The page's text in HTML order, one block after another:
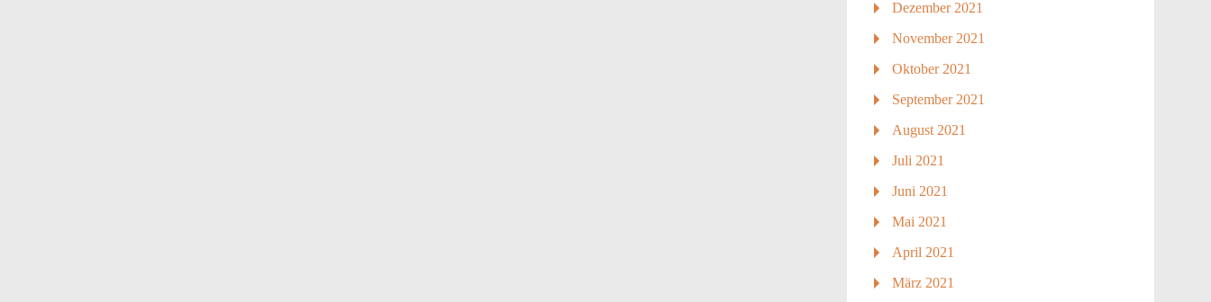
Dezember 2021
November 2021
Oktober 2021
September 2021
August 2021
Juli 2021
Juni 2021
Mai 2021
April 2021
März 2021